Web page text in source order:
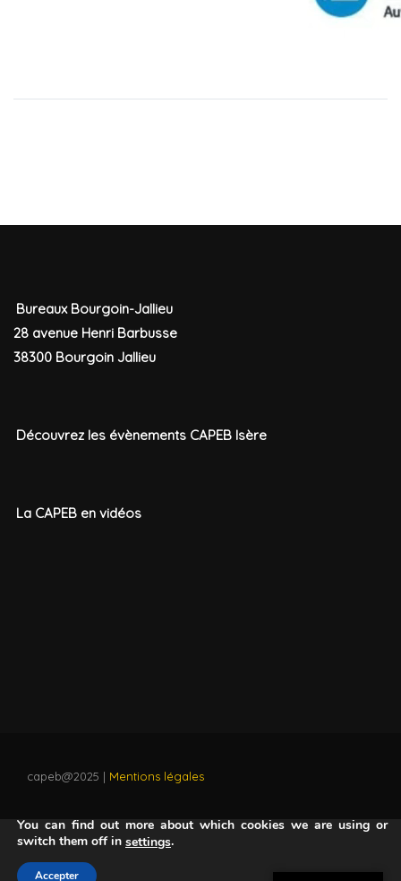
00:00
Bureaux Bourgoin-Jallieu
28 avenue Henri Barbusse
38300 Bourgoin Jallieu
Découvrez les évènements CAPEB Isère
La CAPEB en vidéos
capeb@2025 | Mentions légales
You can find out more about which cookies we are using or
switch them off in settings.
Accepter